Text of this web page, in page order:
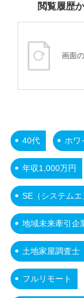
閲覧履歴
画面
40代 ホワ
年収1,000万円
SE（システムエ
地域未来牽引企
土地家屋調査士
フルリモート